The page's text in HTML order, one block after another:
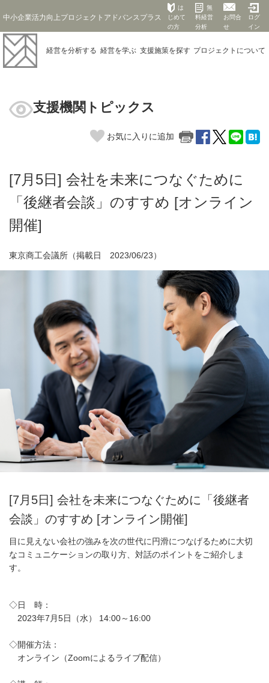
中小企業活力向上プロジェクトアドバンスプラス
は
じめて
の方
無
料経営
分析
お問合
せ
ログ
イン
経営を分析する 経営を学ぶ 支援施策を探す プロジェクト について
支援機関トピックス
お気に入りに追加
[7月5日] 会社を未来につなぐために
「後継者会談」のすすめ [オンライン
開催]
東京商工会議所（掲載日 2023/06/23）
[7月5日] 会社を未来につなぐために「後継者
会談」のすすめ [オンライン開催]
目に見えない会社の強みを次の世代に円滑につなげるために大切
なコミュニケーションの取り方、対話のポイントをご紹介しま
す。
◇日 時：
2023年7月5日（水） 14:00～16:00
◇開催方法：
オンライン（Zoomによるライブ配信）